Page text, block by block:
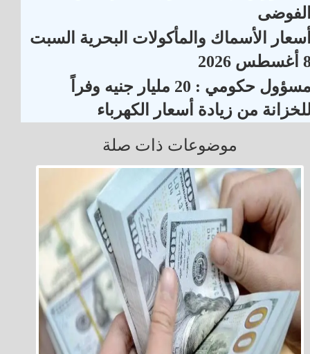
الأسماك والمأكولات البحرية السبت
2026
مسؤول حكومي : 20 مليار جنيه وفراً
من زيادة أسعار الكهرباء
موضوعات ذات صلة